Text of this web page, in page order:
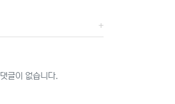
댓글이 없습니다.